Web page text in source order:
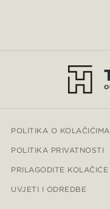
POLITIKA O KOLAČIĆIMA
POLITIKA PRIVATNOSTI
PRILAGODITE KOLAČIĆE
UVJETI I ODREDBE